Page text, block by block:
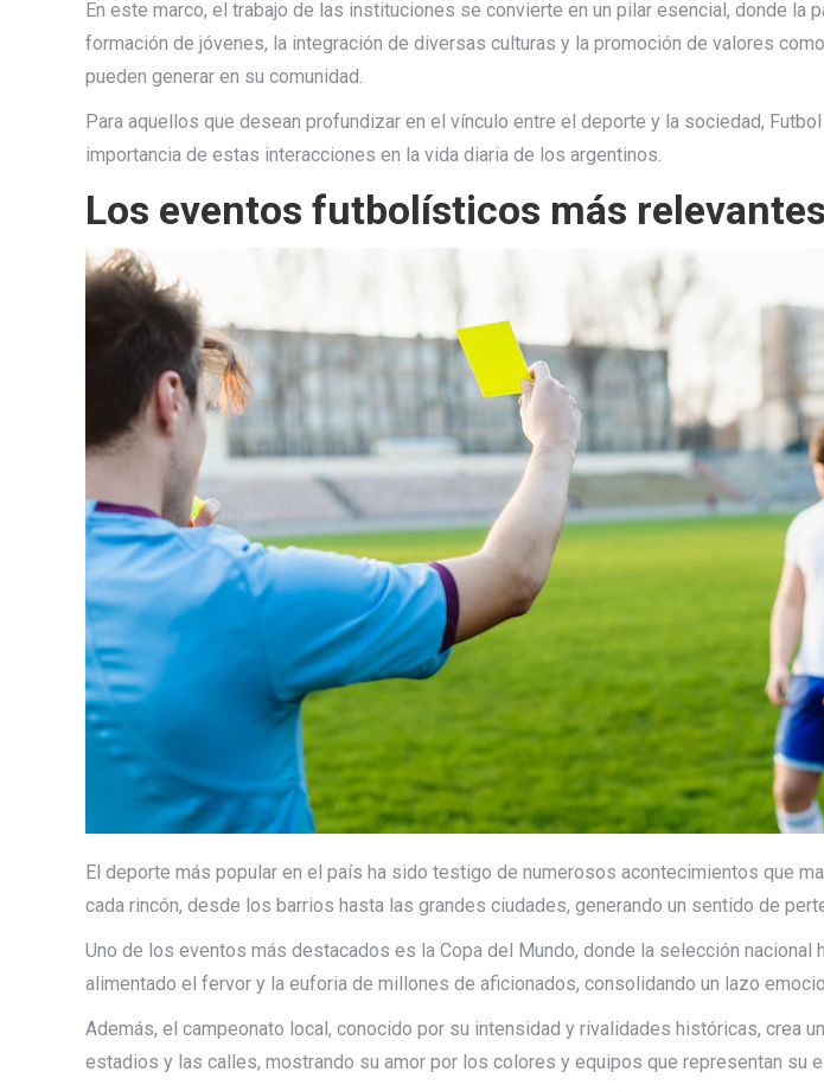
En este marco, el trabajo de las instituciones se convierte en un pilar esencial, donde
formación de jóvenes, la integración de diversas culturas y la promoción de valores
pueden generar en su comunidad.
Para aquellos que desean profundizar en el vínculo entre el deporte y la sociedad, Futbol
importancia de estas interacciones en la vida diaria de los argentinos.
Los eventos futbolísticos más
El deporte más popular en el país ha sido testigo de numerosos acontecimientos que
cada rincón, desde los barrios hasta las grandes ciudades, generando un sentido de
Uno de los eventos más destacados es la Copa del Mundo, donde la selección
alimentado el fervor y la euforia de millones de aficionados, consolidando un lazo
Además, el campeonato local, conocido por su intensidad y rivalidades históricas, crea
estadios y las calles, mostrando su amor por los colores y equipos que representan su